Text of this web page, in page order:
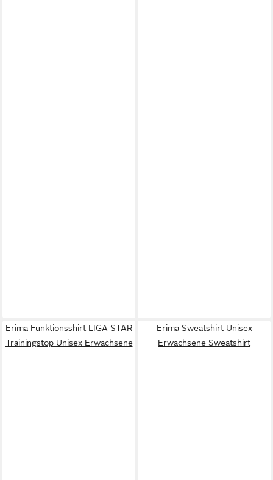
Erima Funktionsshirt LIGA STAR
Trainingstop Unisex Erwachsene
Erima Sweatshirt Unisex
Erwachsene Sweatshirt